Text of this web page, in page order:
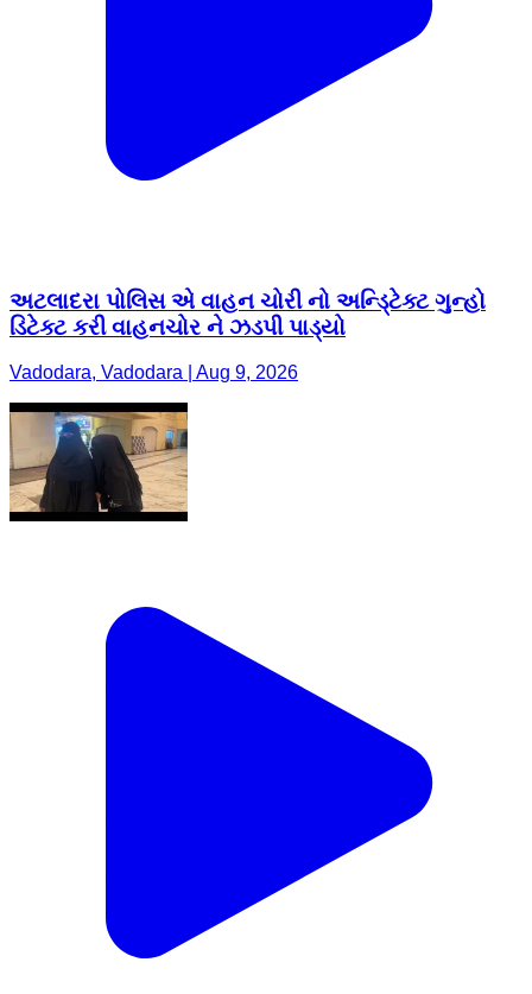
અટલાદરા પોલિસ એ વાહન ચોરી નો અન્ડિ્ટેક્ટ ગુન્હો
ડિટેક્ટ કરી વાહનચોર ને ઝડપી પાડ્યો
Vadodara, Vadodara | Aug 9, 2026